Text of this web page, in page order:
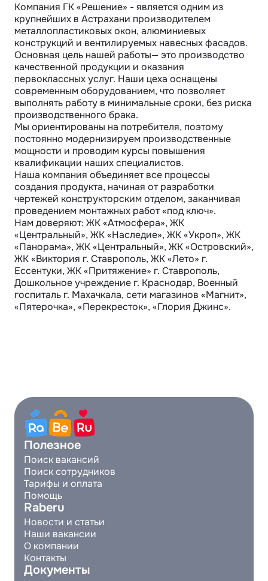
Компания ГК «Решение» - является одним из
крупнейших в Астрахани производителем
металлопластиковых окон, алюминиевых
конструкций и вентилируемых навесных фасадов.
Основная цель нашей работы— это производство
качественной продукции и оказания
первоклассных услуг. Наши цеха оснащены
современным оборудованием, что позволяет
выполнять работу в минимальные сроки, без риска
производственного брака.
Мы ориентированы на потребителя, поэтому
постоянно модернизируем производственные
мощности и проводим курсы повышения
квалификации наших специалистов.
Наша компания объединяет все процессы
создания продукта, начиная от разработки
чертежей конструкторским отделом, заканчивая
проведением монтажных работ «под ключ».
Нам доверяют: ЖК «Атмосфера», ЖК
«Центральный», ЖК «Наследие», ЖК «Укроп», ЖК
«Панорама», ЖК «Центральный», ЖК «Островский»,
ЖК «Виктория г. Ставрополь, ЖК «Лето» г.
Ессентуки, ЖК «Притяжение» г. Ставрополь,
Дошкольное учреждение г. Краснодар, Военный
госпиталь г. Махачкала, сети магазинов «Магнит»,
«Пятерочка», «Перекресток», «Глория Джинс».
Полезное
Поиск вакансий
Поиск сотрудников
Тарифы и оплата
Помощь
Raberu
Новости и статьи
Наши вакансии
О компании
Контакты
Документы